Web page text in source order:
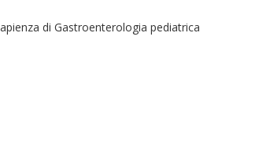
di Gastroenterologia pediatrica